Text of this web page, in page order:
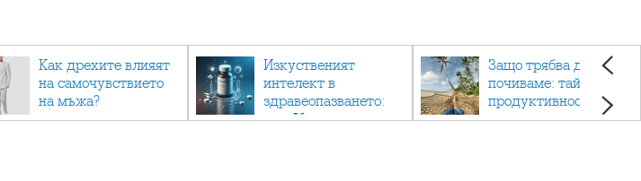
Как дрехите влияят
на самочувствието
на мъжа?
Изкуственият
интелект в
здравеопазването:
как AI променя
Защо трябва да си
почиваме: тайната на
продуктивността,
здравето и добрия